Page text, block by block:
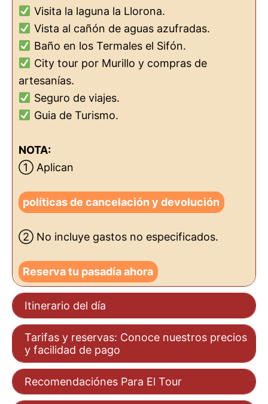
Visita la laguna la Llorona.
Vista al cañón de aguas azufradas.
Baño en los Termales el Sifón.
City tour por Murillo y compras de
artesanías.
Seguro de viajes.
Guia de Turismo.
NOTA:
① Aplican
políticas de cancelación y devolución
② No incluye gastos no especificados.
Reserva tu pasadía ahora
Itinerario del día
Tarifas y reservas: Conoce nuestros precios
y facilidad de pago
Recomendaciónes Para El Tour